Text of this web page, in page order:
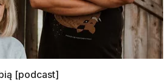
[podcast]